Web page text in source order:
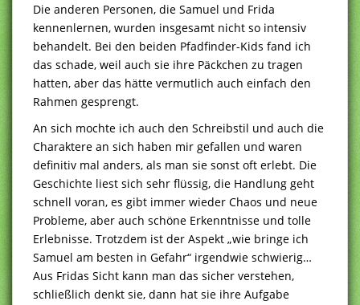
Die anderen Personen, die Samuel und Frida
kennenlernen, wurden insgesamt nicht so intensiv
behandelt. Bei den beiden Pfadfinder-Kids fand ich
das schade, weil auch sie ihre Päckchen zu tragen
hatten, aber das hätte vermutlich auch einfach den
Rahmen gesprengt.
An sich mochte ich auch den Schreibstil und auch die
Charaktere an sich haben mir gefallen und waren
definitiv mal anders, als man sie sonst oft erlebt. Die
Geschichte liest sich sehr flüssig, die Handlung geht
schnell voran, es gibt immer wieder Chaos und neue
Probleme, aber auch schöne Erkenntnisse und tolle
Erlebnisse. Trotzdem ist der Aspekt „wie bringe ich
Samuel am besten in Gefahr“ irgendwie schwierig…
Aus Fridas Sicht kann man das sicher verstehen,
schließlich denkt sie, dann hat sie ihre Aufgabe